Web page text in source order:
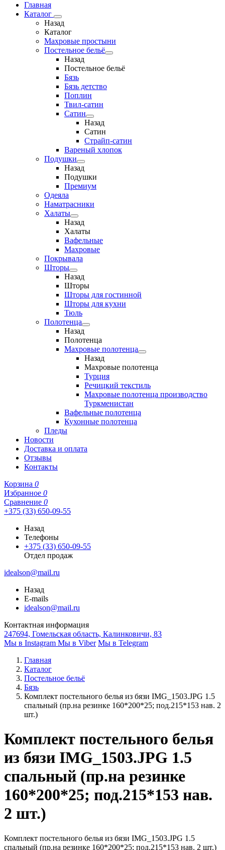
Главная
Каталог
Назад
Каталог
Махровые простыни
Постельное бельё
Назад
Постельное бельё
Бязь
Бязь детство
Поплин
Твил-сатин
Сатин
Назад
Сатин
Страйп-сатин
Вареный хлопок
Подушки
Назад
Подушки
Премиум
Одеяла
Наматрасники
Халаты
Назад
Халаты
Вафельные
Махровые
Покрывала
Шторы
Назад
Шторы
Шторы для гостинной
Шторы для кухни
Тюль
Полотенца
Назад
Полотенца
Махровые полотенца
Назад
Махровые полотенца
Турция
Речицкий текстиль
Махровые полотенца производство
Туркменистан
Вафельные полотенца
Кухонные полотенца
Пледы
Новости
Доставка и оплата
Отзывы
Контакты
Корзина 0
Избранное 0
Сравнение 0
+375 (33) 650-09-55
Назад
Телефоны
+375 (33) 650-09-55
Отдел продаж
idealson@mail.ru
Назад
E-mails
idealson@mail.ru
Контактная информация
247694, Гомельская область, Калинковичи, 83
Мы в Instagram Мы в Viber Мы в Telegram
Главная
Каталог
Постельное бельё
Бязь
Комплект постельного белья из бязи IMG_1503.JPG 1.5
спальный (пр.на резинке 160*200*25; под.215*153 нав. 2
шт.)
Комплект постельного белья
из бязи IMG_1503.JPG 1.5
спальный (пр.на резинке
160*200*25; под.215*153 нав.
2 шт.)
Комплект постельного белья из бязи IMG_1503.JPG 1.5
спальный (пр.на резинке 160*200*25; под.215*153 нав. 2 шт.)